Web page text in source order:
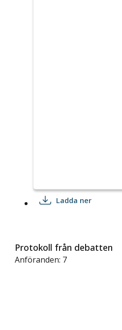
Ladda ner
Protokoll från debatten
Anföranden: 7